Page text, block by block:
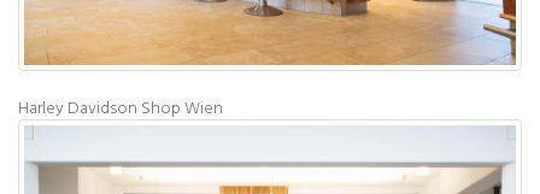
Harley Davidson Shop Wien